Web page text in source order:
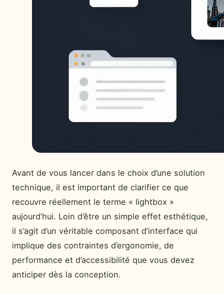
Avant de vous lancer dans le choix d’une solution
technique, il est important de clarifier ce que
recouvre réellement le terme « lightbox »
aujourd’hui. Loin d’être un simple effet esthétique,
il s’agit d’un véritable composant d’interface qui
implique des contraintes d’ergonomie, de
performance et d’accessibilité que vous devez
anticiper dès la conception.